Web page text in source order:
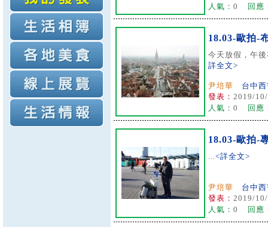
人氣： 0 回應
18.03-歐拍-
今天放假，午
詳全文>
尹培華
台中
發表： 2019/
人氣： 0 回應
18.03-歐拍-
...<詳全文>
尹培華
台中
發表： 2019/
人氣： 0 回應